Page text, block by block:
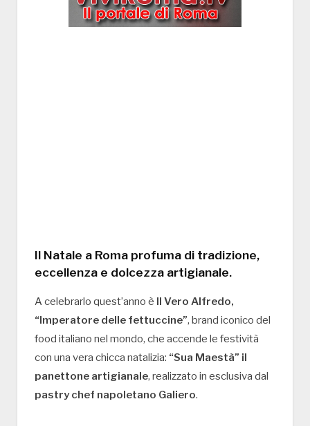
Il Natale a Roma profuma di tradizione,
eccellenza e dolcezza artigianale.
A celebrarlo quest’anno è Il Vero Alfredo,
“Imperatore delle fettuccine”, brand iconico del
food italiano nel mondo, che accende le festività
con una vera chicca natalizia: “Sua Maestà” il
panettone artigianale, realizzato in esclusiva dal
pastry chef napoletano Galiero.